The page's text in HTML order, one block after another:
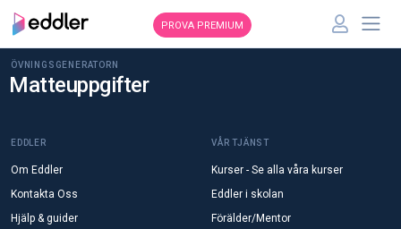
PROVA PREMIUM
ÖVNINGSGENERATORN
Matteuppgifter
EDDLER
Om Eddler
Kontakta Oss
Hjälp & guider
VÅR TJÄNST
Kurser - Se alla våra kurser
Eddler i skolan
Förälder/Mentor